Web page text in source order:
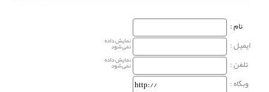
نام‌ :
ایمیل :
نمایش داده
نمی‌شود
تلفن : نمایش داده
نمی‌شود
وبگاه‌ :